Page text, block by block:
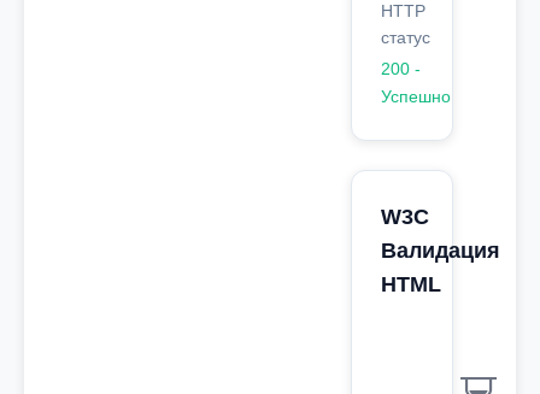
HTTP
статус
200 -
Успешно
W3C
Валидация
HTML